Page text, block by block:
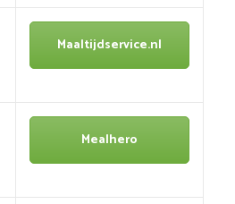
Maaltijdservice.nl
Mealhero